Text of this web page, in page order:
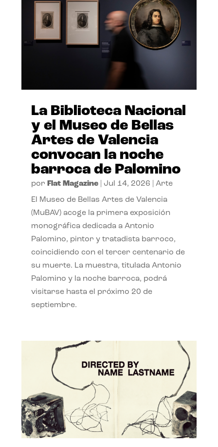
La Biblioteca Nacional
y el Museo de Bellas
Artes de Valencia
convocan la noche
barroca de Palomino
por Flat Magazine| Jul 14, 2026 Arte
El Museo de Bellas Artes de Valencia
(MuBAV) acoge la primera exposición
monográfica dedicada a Antonio
Palomino, pintor y tratadista barroco,
coincidiendo con el tercer centenario de
su muerte. La muestra, titulada Antonio
Palomino y la noche barroca, podrá
visitarse hasta el próximo 20 de
septiembre.